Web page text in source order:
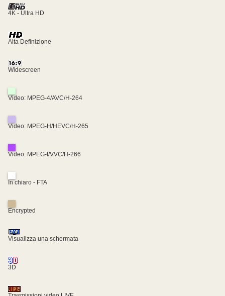
4K - Ultra HD
Alta Definizione
Widescreen
Video: MPEG-4/AVC/H-264
Video: MPEG-H/HEVC/H-265
Video: MPEG-I/VVC/H-266
In chiaro - FTA
Encrypted
Visualizza una schermata
3D